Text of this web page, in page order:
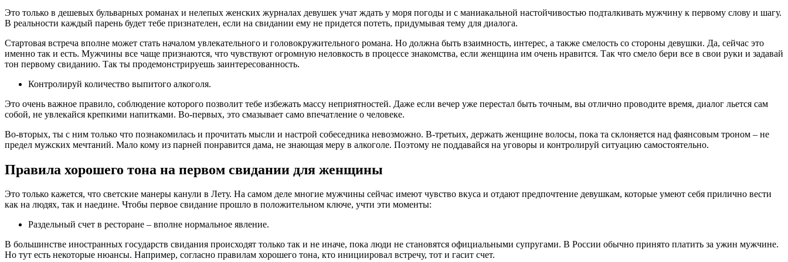
Это только в дешевых бульварных романах и нелепых женских журналах девушек учат ждать у моря погоды и с маниакальной настойчивостью подталкивать мужчину к первому слову и шагу.
В реальности каждый парень будет тебе признателен, если на свидании ему не придется потеть, придумывая тему для диалога.
Стартовая встреча вполне может стать началом увлекательного и головокружительного романа. Но должна быть взаимность, интерес, а также смелость со стороны девушки. Да, сейчас это
именно так и есть. Мужчины все чаще признаются, что чувствуют огромную неловкость в процессе знакомства, если женщина им очень нравится. Так что смело бери все в свои руки и задавай
тон первому свиданию. Так ты продемонстрируешь заинтересованность.
Контролируй количество выпитого алкоголя.
Это очень важное правило, соблюдение которого позволит тебе избежать массу неприятностей. Даже если вечер уже перестал быть точным, вы отлично проводите время, диалог льется сам
собой, не увлекайся крепкими напитками. Во-первых, это смазывает само впечатление о человеке.
Во-вторых, ты с ним только что познакомилась и прочитать мысли и настрой собеседника невозможно. В-третьих, держать женщине волосы, пока та склоняется над фаянсовым троном – не
предел мужских мечтаний. Мало кому из парней понравится дама, не знающая меру в алкоголе. Поэтому не поддавайся на уговоры и контролируй ситуацию самостоятельно.
Правила хорошего тона на первом свидании для женщины
Это только кажется, что светские манеры канули в Лету. На самом деле многие мужчины сейчас имеют чувство вкуса и отдают предпочтение девушкам, которые умеют себя прилично вести
как на людях, так и наедине. Чтобы первое свидание прошло в положительном ключе, учти эти моменты:
Раздельный счет в ресторане – вполне нормальное явление.
В большинстве иностранных государств свидания происходят только так и не иначе, пока люди не становятся официальными супругами. В России обычно принято платить за ужин мужчине.
Но тут есть некоторые нюансы. Например, согласно правилам хорошего тона, кто инициировал встречу, тот и гасит счет.